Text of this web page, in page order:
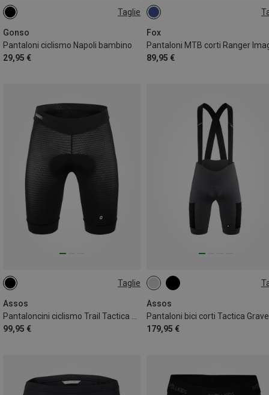
Taglie
Gonso
Pantaloni ciclismo Napoli bambino
29,95 €
116
176
Fox
89,95 €
XL
Taglie
Assos
Pantaloncini ciclismo Trail Tactica ST T3 uomo
99,95 €
S
Assos
179,95 €
S